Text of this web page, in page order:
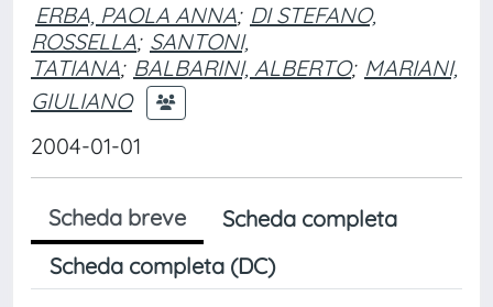
ERBA, PAOLA ANNA; DI STEFANO,
ROSSELLA; SANTONI,
TATIANA; BALBARINI, ALBERTO; MARIANI,
GIULIANO
2004-01-01
Scheda breve
Scheda completa
Scheda completa (DC)